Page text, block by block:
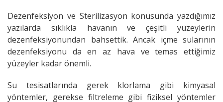
Dezenfeksiyon ve Sterilizasyon konusunda yazdığımız
yazılarda sıklıkla havanın ve çeşitli yüzeylerin
dezenfeksiyonundan bahsettik. Ancak içme sularının
dezenfeksiyonu da en az hava ve temas ettiğimiz
yüzeyler kadar önemli.
Su tesisatlarında gerek klorlama gibi kimyasal
yöntemler, gerekse filtreleme gibi fiziksel yöntemler